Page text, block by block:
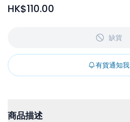
HK$110.00
缺貨
有貨通知我
商品描述